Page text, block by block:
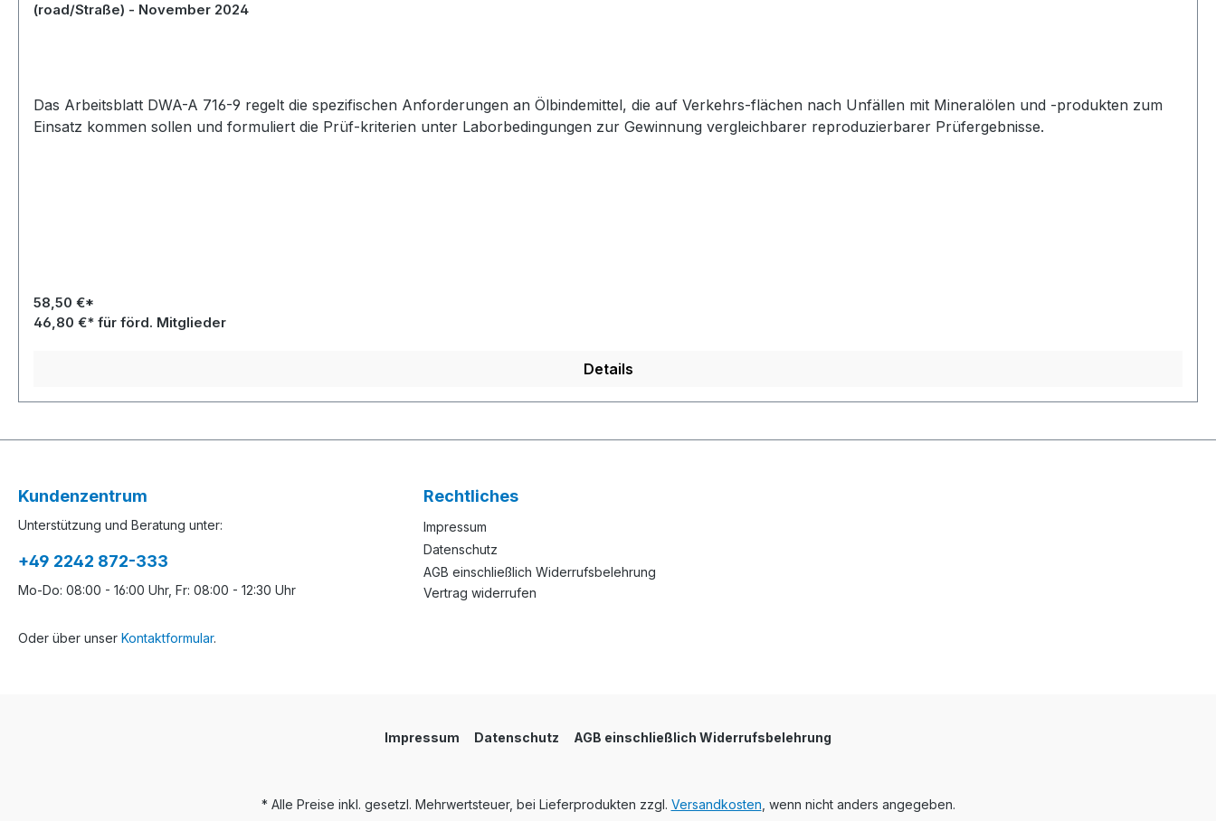
(road/Straße) - November 2024
Das Arbeitsblatt DWA-A 716-9 regelt die spezifischen Anforderungen an Ölbindemittel, die auf Verkehrs-flächen nach Unfällen mit Mineralölen und -produkten zum
Einsatz kommen sollen und formuliert die Prüf-kriterien unter Laborbedingungen zur Gewinnung vergleichbarer reproduzierbarer Prüfergebnisse.
58,50 €*
46,80 €* für förd. Mitglieder
Details
Kundenzentrum
Unterstützung und Beratung unter:
+49 2242 872-333
Mo-Do: 08:00 - 16:00 Uhr, Fr: 08:00 - 12:30 Uhr
Oder über unser Kontaktformular.
Rechtliches
Impressum
Datenschutz
AGB einschließlich Widerrufsbelehrung
Vertrag widerrufen
Impressum Datenschutz AGB einschließlich Widerrufsbelehrung
* Alle Preise inkl. gesetzl. Mehrwertsteuer, bei Lieferprodukten zzgl. Versandkosten , wenn nicht anders angegeben.